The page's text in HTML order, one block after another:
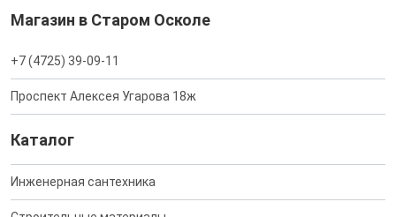
Магазин в Старом Осколе
+7 (4725) 39-09-11
Проспект Алексея Угарова 18ж
Каталог
Инженерная сантехника